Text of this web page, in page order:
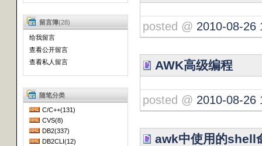
留言簿(28)
给我留言
查看公开留言
查看私人留言
随笔分类
C/C++(131)
CVS(8)
DB2(337)
DB2CLI(12)
posted @ 2010-08-26
AWK高级编程
posted @ 2010-08-26
awk中使用的shell